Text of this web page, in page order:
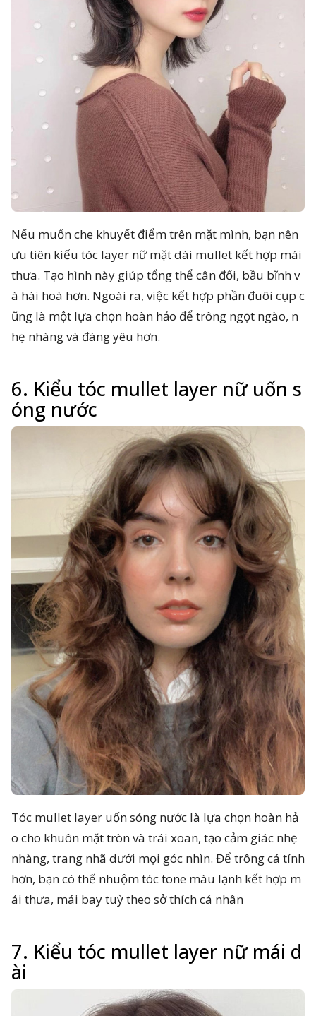
Nếu muốn che khuyết điểm trên mặt mình, bạn nên
ưu tiên kiểu tóc layer nữ mặt dài mullet kết hợp mái
thưa. Tạo hình này giúp tổng thể cân đối, bầu bĩnh v
à hài hoà hơn. Ngoài ra, việc kết hợp phần đuôi cụp c
ũng là một lựa chọn hoàn hảo để trông ngọt ngào, n
hẹ nhàng và đáng yêu hơn.
6. Kiểu tóc mullet layer nữ uốn s
óng nước
Tóc mullet layer uốn sóng nước là lựa chọn hoàn hả
o cho khuôn mặt tròn và trái xoan, tạo cảm giác nhẹ
nhàng, trang nhã dưới mọi góc nhìn. Để trông cá tính
hơn, bạn có thể nhuộm tóc tone màu lạnh kết hợp m
ái thưa, mái bay tuỳ theo sở thích cá nhân
7. Kiểu tóc mullet layer nữ mái d
ài